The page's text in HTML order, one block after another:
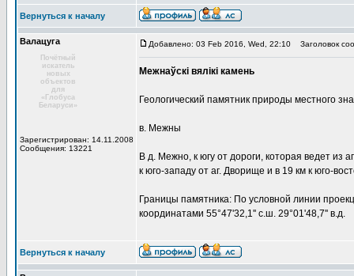
Вернуться к началу
Валацуга
Почётный
искатель
новых
объектов
для
«Глобуса
Беларуси»
Зарегистрирован: 14.11.2008
Сообщения: 13221
Добавлено: 03 Feb 2016, Wed, 22:10 Заголовок
Межнаўскі вялікі камень
Геологический памятник природы местного
в. Межны
В д. Межно, к югу от дороги, которая ведет из
к юго-западу от аг. Дворище и в 19 км к юго-
Границы памятника: По условной линии
координатами 55°47'32,1'' с.ш. 29°01'48,7'' в.д.
Вернуться к началу